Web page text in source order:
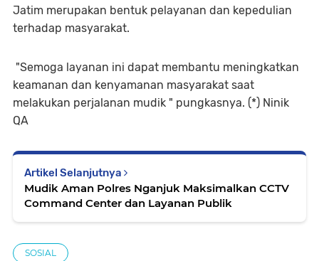
Jatim merupakan bentuk pelayanan dan kepedulian
terhadap masyarakat.
"Semoga layanan ini dapat membantu meningkatkan
keamanan dan kenyamanan masyarakat saat
melakukan perjalanan mudik " pungkasnya. (*) Ninik
QA
Artikel Selanjutnya
Mudik Aman Polres Nganjuk Maksimalkan CCTV
Command Center dan Layanan Publik
SOSIAL